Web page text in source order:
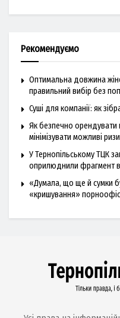
Рекомендуємо
Оптимальна довжина
правильний вибір без
Суші для компанії: як
Як безпечно орендувати
мінімізувати можливі
У Тернопільському ТЦК
оприлюднили фрагмент
«Думала, що ще й сумки
«кришування»